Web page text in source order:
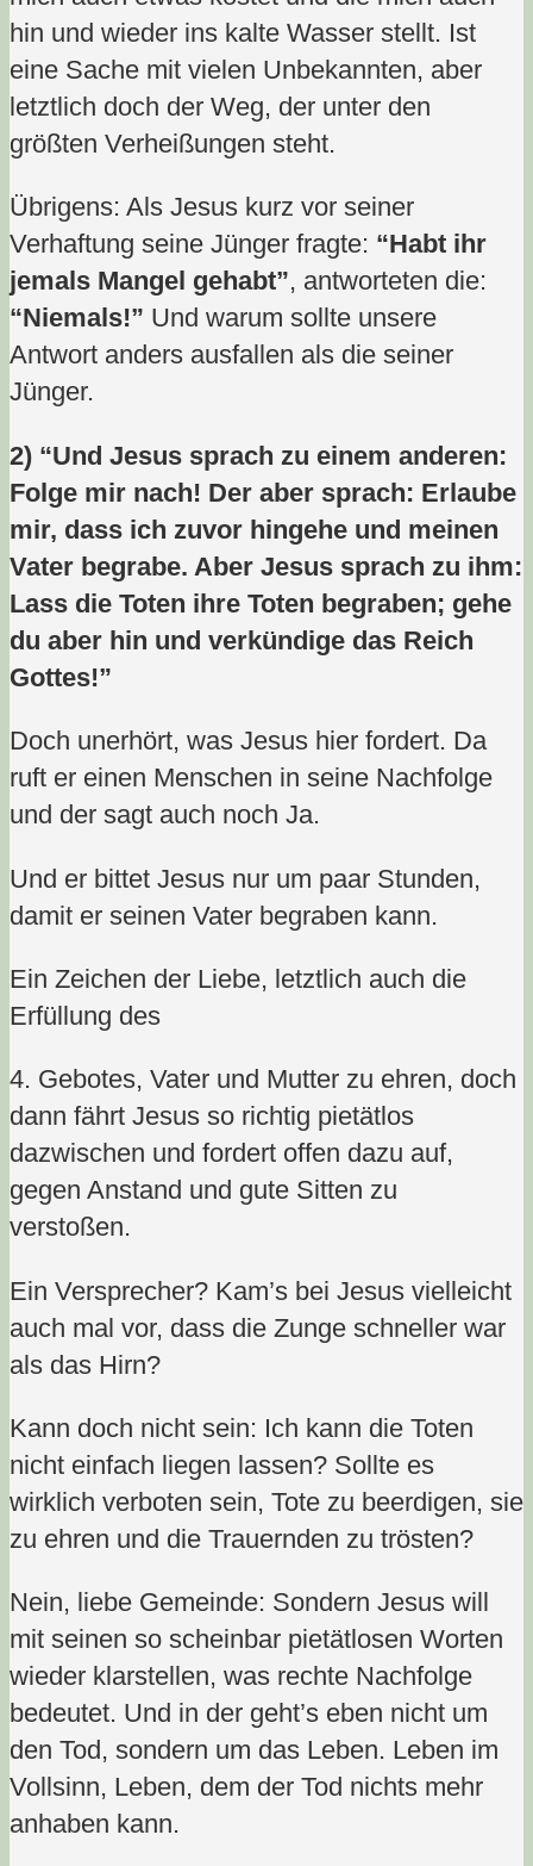
hin und wieder ins kalte Wasser stellt. Ist
eine Sache mit vielen Unbekannten, aber
letztlich doch der Weg, der unter den
größten Verheißungen steht.
Übrigens: Als Jesus kurz vor seiner
Verhaftung seine Jünger fragte: “Habt ihr
jemals Mangel gehabt”, antworteten die:
“Niemals!” Und warum sollte unsere
Antwort anders ausfallen als die seiner
Jünger.
2) “Und Jesus sprach zu einem anderen:
Folge mir nach! Der aber sprach: Erlaube
mir, dass ich zuvor hingehe und meinen
Vater begrabe. Aber Jesus sprach zu ihm:
Lass die Toten ihre Toten begraben; gehe
du aber hin und verkündige das Reich
Gottes!”
Doch unerhört, was Jesus hier fordert. Da
ruft er einen Menschen in seine Nachfolge
und der sagt auch noch Ja.
Und er bittet Jesus nur um paar Stunden,
damit er seinen Vater begraben kann.
Ein Zeichen der Liebe, letztlich auch die
Erfüllung des
4. Gebotes, Vater und Mutter zu ehren, doch
dann fährt Jesus so richtig pietätlos
dazwischen und fordert offen dazu auf,
gegen Anstand und gute Sitten zu
verstoßen.
Ein Versprecher? Kam’s bei Jesus vielleicht
auch mal vor, dass die Zunge schneller war
als das Hirn?
Kann doch nicht sein: Ich kann die Toten
nicht einfach liegen lassen? Sollte es
wirklich verboten sein, Tote zu beerdigen, sie
zu ehren und die Trauernden zu trösten?
Nein, liebe Gemeinde: Sondern Jesus will
mit seinen so scheinbar pietätlosen Worten
wieder klarstellen, was rechte Nachfolge
bedeutet. Und in der geht’s eben nicht um
den Tod, sondern um das Leben. Leben im
Vollsinn, Leben, dem der Tod nichts mehr
anhaben kann.